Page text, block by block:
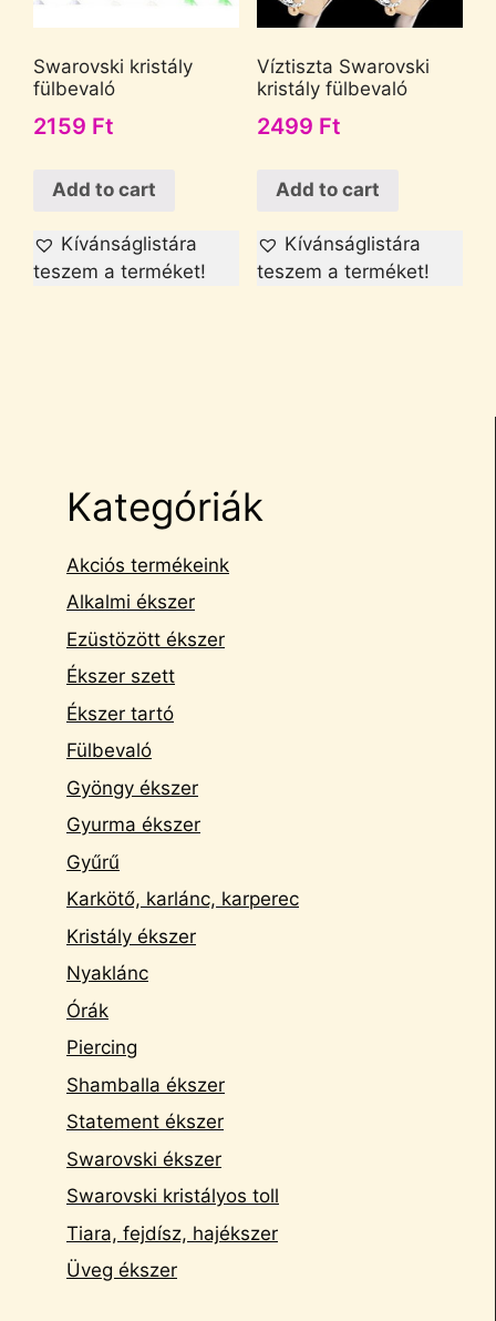
Swarovski kristály
fülbevaló
2159 Ft
Add to cart
Kívánságlistára
teszem a terméket!
Víztiszta Swarovski
kristály fülbevaló
2499 Ft
Add to cart
Kívánságlistára
teszem a terméket!
Kategóriák
Akciós termékeink
Alkalmi ékszer
Ezüstözött ékszer
Ékszer szett
Ékszer tartó
Fülbevaló
Gyöngy ékszer
Gyurma ékszer
Gyűrű
Karkötő, karlánc, karperec
Kristály ékszer
Nyaklánc
Órák
Piercing
Shamballa ékszer
Statement ékszer
Swarovski ékszer
Swarovski kristályos toll
Tiara, fejdísz, hajékszer
Üveg ékszer